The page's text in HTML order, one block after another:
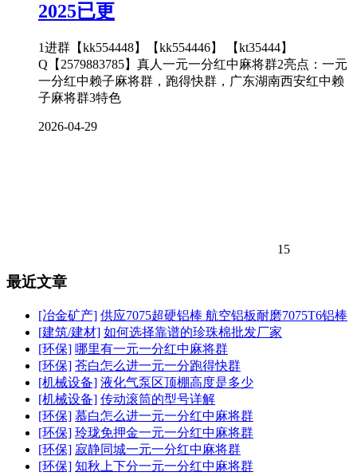
2025已更
1进群【kk554448】【kk554446】 【kt35444】
Q【2579883785】真人一元一分红中麻将群2亮点：一元
一分红中赖子麻将群，跑得快群，广东湖南西安红中赖
子麻将群3特色
2026-04-29
15
最近文章
[冶金矿产] 供应7075超硬铝棒 航空铝板耐磨7075T6铝棒
[建筑/建材] 如何选择靠谱的珍珠棉批发厂家
[环保] 哪里有一元一分红中麻将群
[环保] 苍白怎么进一元一分跑得快群
[机械设备] 液化气泵区顶棚高度是多少
[机械设备] 传动滚筒的型号详解
[环保] 慕白怎么进一元一分红中麻将群
[环保] 玲珑免押金一元一分红中麻将群
[环保] 寂静同城一元一分红中麻将群
[环保] 知秋上下分一元一分红中麻将群